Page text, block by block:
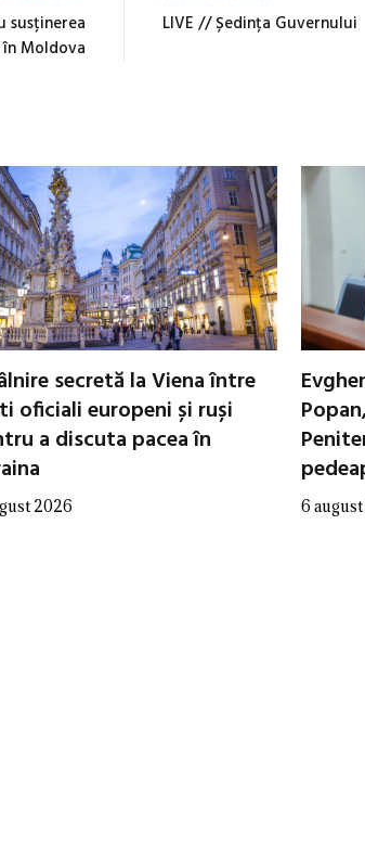
susținerea
Moldova
LIVE // Ședința Guvernului
secretă la Viena între
oficiali europeni și ruși
a discuta pacea în
2026 6